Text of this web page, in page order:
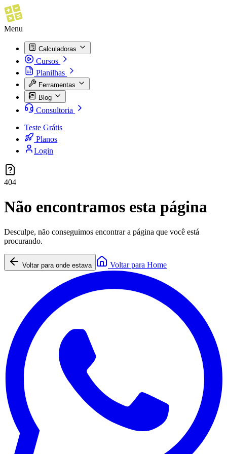
Menu
Calculadoras
Cursos
Planilhas
Ferramentas
Blog
Consultoria
Teste Grátis
Planos
Login
404
Não encontramos esta página
Desculpe, não conseguimos encontrar a página que você está
procurando.
Voltar para onde estava Voltar para Home